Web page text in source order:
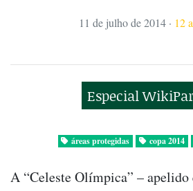
11 de julho de 2014 · 12
Especial
áreas protegidas copa 2014
A “Celeste Olímpica” – apelido